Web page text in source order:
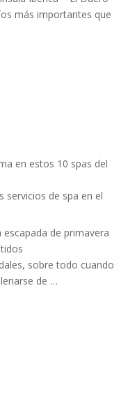
más importantes que
en estos 10 spas del
de spa en el
de primavera
sobre todo cuando
de …